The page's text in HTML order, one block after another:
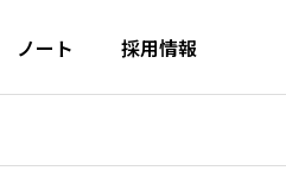
ノート 採用情報